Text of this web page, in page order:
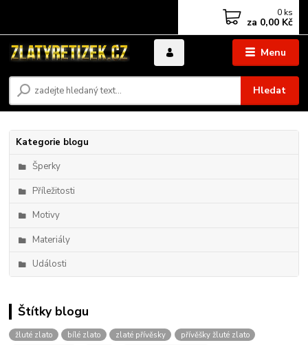
Menu
Hledat
0 ks
za 0,00 Kč
Kategorie blogu
Šperky
Příležitosti
Motivy
Materiály
Události
Štítky blogu
žluté zlato bílé zlato zlaté přívěsky
přívěšky žluté zlato